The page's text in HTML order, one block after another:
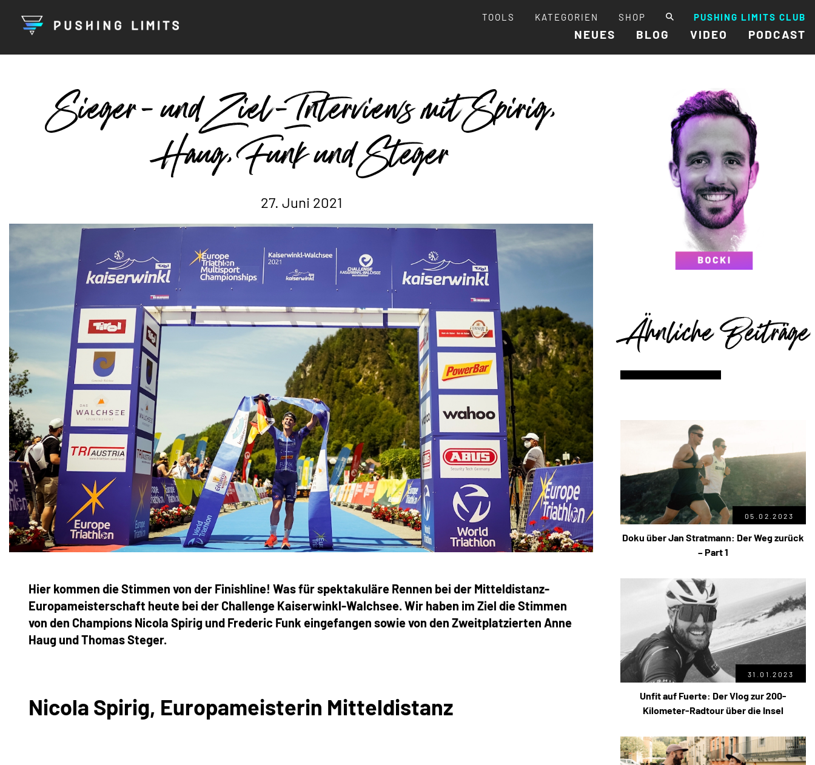
TOOLS KATEGORIEN SHOP PUSHING LIMITS CLUB
NEUES BLOG VIDEO PODCAST
Sieger- und Ziel-Interviews mit Spirig,
Haug, Funk und Steger
27. Juni 2021
Hier kommen die Stimmen von der Finishline! Was für spektakuläre Rennen bei der Mitteldistanz-
Europameisterschaft heute bei der Challenge Kaiserwinkl-Walchsee. Wir haben im Ziel die Stimmen
von den Champions Nicola Spirig und Frederic Funk eingefangen sowie von den Zweitplatzierten Anne
Haug und Thomas Steger.
Nicola Spirig, Europameisterin Mitteldistanz
Ähnliche Beiträge
05.02.2023
Doku über Jan Stratmann: Der Weg zurück
– Part 1
31.01.2023
Unfit auf Fuerte: Der Vlog zur 200-
Kilometer-Radtour über die Insel